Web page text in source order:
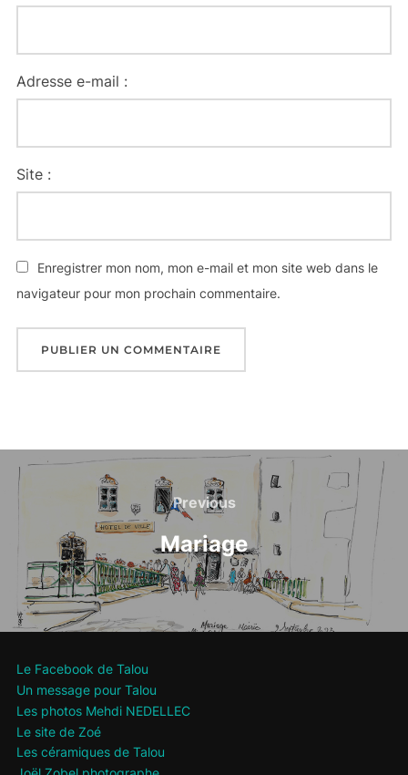
Adresse e-mail :
Site :
Enregistrer mon nom, mon e-mail et mon site web dans le
navigateur pour mon prochain commentaire.
Navigation
de
l’article
Previous
Previous
Mariage
Le Facebook de Talou
Un message pour Talou
Les photos Mehdi NEDELLEC
Le site de Zoé
Les céramiques de Talou